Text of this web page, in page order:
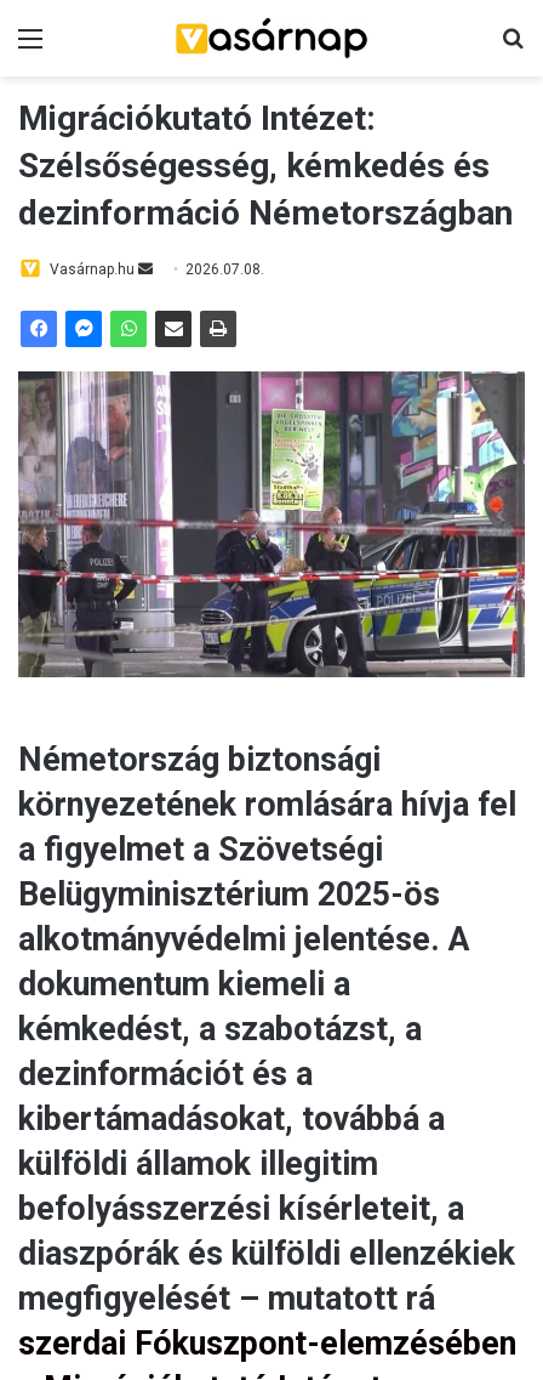
Migrációkutató Intézet:
Szélsőségesség, kémkedés és
dezinformáció Németországban
Vasárnap.hu
a
n
a
i
2026.07.08.
Németország biztonsági
környezetének romlására hívja fel
a figyelmet a Szövetségi
Belügyminisztérium 2025-ös
alkotmányvédelmi jelentése. A
dokumentum kiemeli a
kémkedést, a szabotázst, a
dezinformációt és a
kibertámadásokat, továbbá a
külföldi államok illegitim
befolyásszerzési kísérleteit, a
diaszpórák és külföldi ellenzékiek
megfigyelését – mutatott rá
szerdai Fókuszpont-elemzésében